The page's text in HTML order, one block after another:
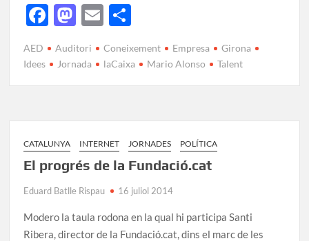
F
e
b
o
k
M
to
d
n
E
ail m
p
te
ix
AED Auditori Coneixement Empresa
Girona
Idees
Jornada laCaixa Mario Alonso Talent
CATALUNYA INTERNET JORNADES POLÍTICA
El progrés de la Fundació.cat
Eduard Batlle Rispau 16 juliol 2014
Modero la taula rodona en la qual hi participa Santi
Ribera, director de la Fundació.cat, dins el marc de les